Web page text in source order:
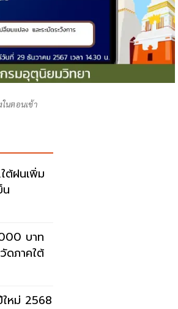
นตอนเช้า
ต้ฝนเพิ่ม
น
บาท
ดภาคใต้
หม่ 2568